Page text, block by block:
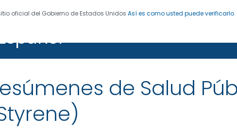
oficial del Gobierno de Estados Unidos Así es como usted puede verificarlo
Tóxicas y el Registro de Enfermedades (ATSDR)
de Salud